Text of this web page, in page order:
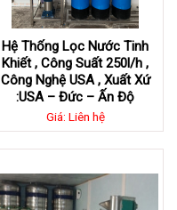
Hệ Thống Lọc Nước Tinh
Khiết , Công Suất 250l/h ,
Công Nghệ USA , Xuất Xứ
:USA – Đức – Ấn Độ
Giá: Liên hệ